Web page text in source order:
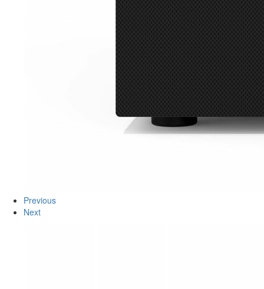
Previous
Next